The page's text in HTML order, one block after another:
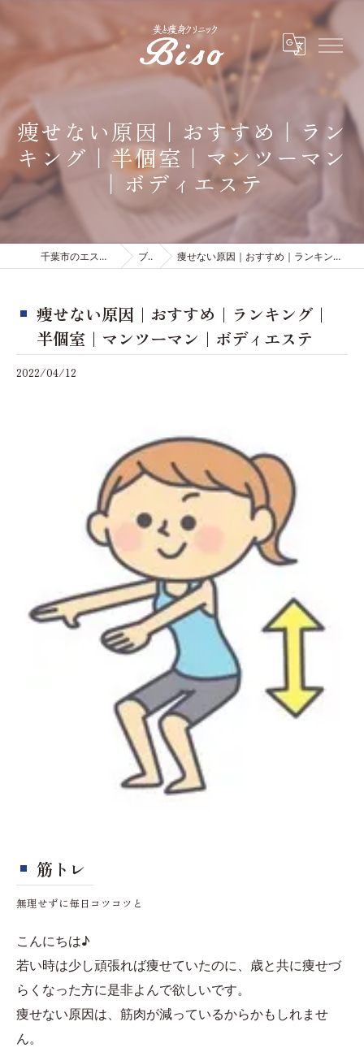
痩せない原因｜おすすめ｜ラン
キング｜半個室｜マンツーマン
｜ボディエステ
千葉市のエステは有限会社ビソウ ブログ 痩せない原因｜おすすめ｜ランキング｜半個室｜マンツーマン｜ボディエステ
痩せない原因｜おすすめ｜ランキング｜
半個室｜マンツーマン｜ボディエステ
2022/04/12
筋トレ
無理せずに毎日コツコツと
こんにちは♪
若い時は少し頑張れば痩せていたのに、歳と共に痩せづ
らくなった方に是非よんで欲しいです。
痩せない原因は、筋肉が減っているからかもしれませ
ん。